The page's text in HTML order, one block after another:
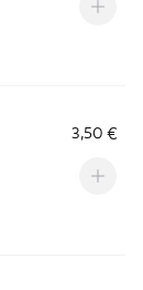
3,50 €